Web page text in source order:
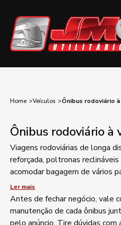
Home Veículos Ônibus rodoviário
Ônibus rodoviário à
Viagens rodoviárias de longa
reforçada, poltronas
acomodar bagagem de vários
disponibiliza ônibus rodoviário à
operadoras de linhas
fretamento que rodam trechos
Cada unidade passa por
Ler mais
Antes de fechar negócio, vale
manutenção de cada ônibus